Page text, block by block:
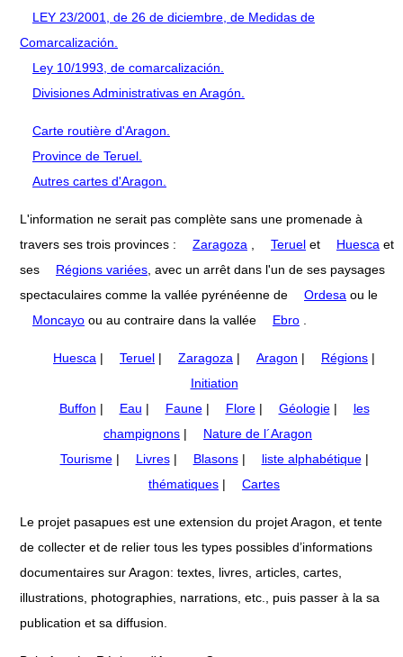
LEY 23/2001, de 26 de diciembre, de Medidas de
Comarcalización.
Ley 10/1993, de comarcalización.
Divisiones Administrativas en Aragón.
Carte routière d'Aragon.
Province de Teruel.
Autres cartes d'Aragon.
L'information ne serait pas complète sans une promenade à
travers ses trois provinces :
Zaragoza Teruel et Huesca et
ses
Régions variées , avec un arrêt dans l'un de ses paysages
spectaculaires comme la vallée pyrénéenne de
Ordesa ou le
Moncayo ou au contraire dans la vallée Ebro
Huesca | Teruel | Zaragoza | Aragon | Régions |
Initiation
Buffon | Eau | Faune| Flore| Géologie|
les
champignons |
Nature de l´Aragon
Tourisme| Livres| Blasons| liste alphabétique|
thématiques | Cartes
Le projet pasapues est une extension du projet Aragon, et tente
de collecter et de relier tous les types possibles d’informations
documentaires sur Aragon: textes, livres, articles, cartes,
illustrations, photographies, narrations, etc., puis passer à la sa
publication et sa diffusion.